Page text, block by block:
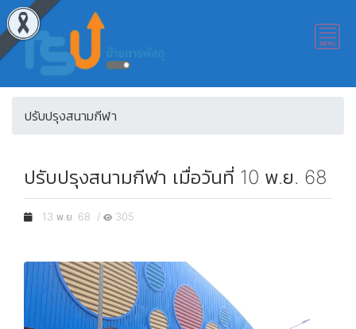
ปรับปรุงสนามกีฬา
ปรับปรุงสนามกีฬา เมื่อวันที่ 10 พ.ย. 68
13 พ.ย. 68 / 305